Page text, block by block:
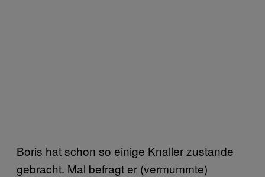
Boris hat schon so einige Knaller zustande
gebracht. Mal befragt er (vermummte)